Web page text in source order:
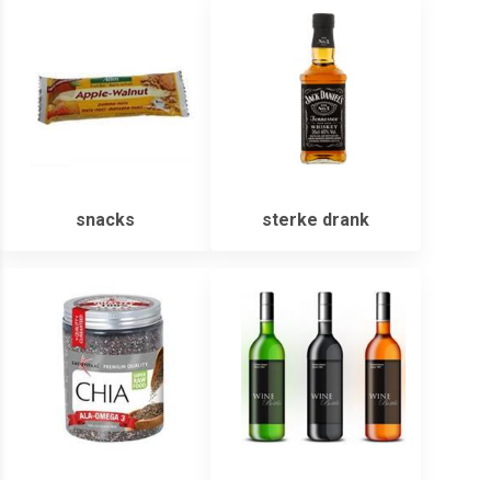
snacks sterke drank